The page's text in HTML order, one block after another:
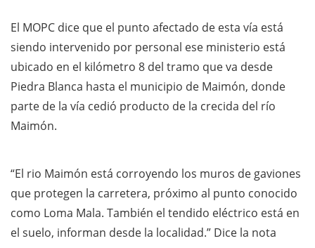
El MOPC dice que el punto afectado de esta vía está
siendo intervenido por personal ese ministerio está
ubicado en el kilómetro 8 del tramo que va desde
Piedra Blanca hasta el municipio de Maimón, donde
parte de la vía cedió producto de la crecida del río
Maimón.
“El rio Maimón está corroyendo los muros de gaviones
que protegen la carretera, próximo al punto conocido
como Loma Mala. También el tendido eléctrico está en
el suelo, informan desde la localidad.” Dice la nota